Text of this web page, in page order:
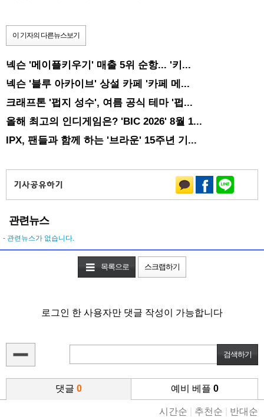
이 기자의 다른뉴스보기
넥슨 '메이플키우기' 매출 5위 순항... '키...
넥슨 '블루 아카이브' 상설 카페 '카페 메...
크래프톤 '펍지 성수', 여름 공식 테마 '펍...
올해 최고의 인디게임은? 'BIC 2026' 8월 1...
IPX, 팬들과 함께 하는 '브라운' 15주년 기...
관련뉴스
- 관련뉴스가 없습니다.
목록으로 스크랩하기
로그인 한 사용자만 댓글 작성이 가능합니다
댓글 0 예비 베플 0
시간순 추천순 반대순